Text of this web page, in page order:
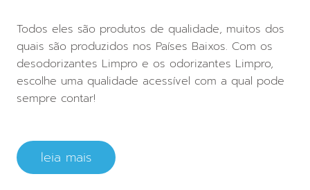
Todos eles são produtos de qualidade, muitos dos
quais são produzidos nos Países Baixos. Com os
desodorizantes Limpro e os odorizantes Limpro,
escolhe uma qualidade acessível com a qual pode
sempre contar!
leia mais